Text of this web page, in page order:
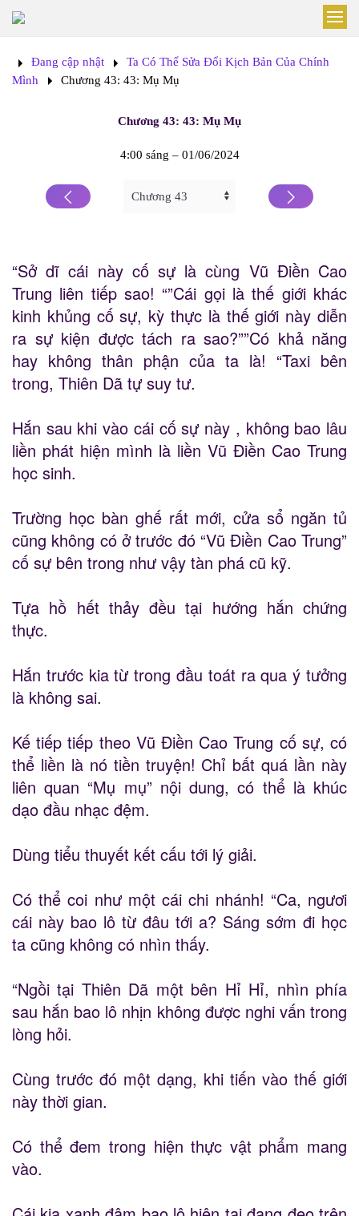
Đang cập nhật
Ta Có Thể Sửa Đổi Kịch Bản Của Chính
Mình
Chương 43: 43: Mụ Mụ
Chương 43: 43: Mụ Mụ
4:00 sáng – 01/06/2024
“Sở dĩ cái này cố sự là cùng Vũ Điền Cao
Trung liên tiếp sao! “”Cái gọi là thế giới khác
kinh khủng cố sự, kỳ thực là thế giới này diễn
ra sự kiện được tách ra sao?””Có khả năng
hay không thân phận của ta là! “Taxi bên
trong, Thiên Dã tự suy tư.
Hắn sau khi vào cái cố sự này , không bao lâu
liền phát hiện mình là liền Vũ Điền Cao Trung
học sinh.
Trường học bàn ghế rất mới, cửa sổ ngăn tủ
cũng không có ở trước đó “Vũ Điền Cao Trung”
cố sự bên trong như vậy tàn phá cũ kỹ.
Tựa hồ hết thảy đều tại hướng hắn chứng
thực.
Hắn trước kia từ trong đầu toát ra qua ý tưởng
là không sai.
Kế tiếp tiếp theo Vũ Điền Cao Trung cố sự, có
thể liền là nó tiền truyện! Chỉ bất quá lần này
liên quan “Mụ mụ” nội dung, có thể là khúc
dạo đầu nhạc đệm.
Dùng tiểu thuyết kết cấu tới lý giải.
Có thể coi như một cái chi nhánh! “Ca, ngươi
cái này bao lô từ đâu tới a? Sáng sớm đi học
ta cũng không có nhìn thấy.
“Ngồi tại Thiên Dã một bên Hỉ Hỉ, nhìn phía
sau hắn bao lô nhịn không được nghi vấn trong
lòng hỏi.
Cùng trước đó một dạng, khi tiến vào thế giới
này thời gian.
Có thể đem trong hiện thực vật phẩm mang
vào.